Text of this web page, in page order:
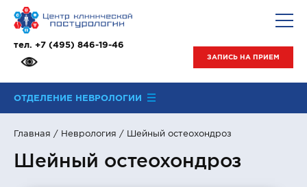
тел. +7 (495) 846-19-46
ЗАПИСЬ НА ПРИЕМ
ОТДЕЛЕНИЕ НЕВРОЛОГИИ
Главная / Неврология / Шейный остеохондроз
Шейный остеохондроз